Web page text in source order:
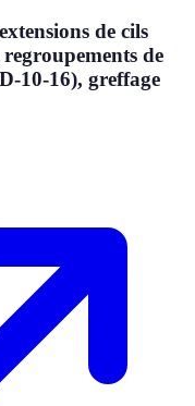
de cils
de
10-16), greffage